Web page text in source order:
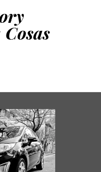
Cosas